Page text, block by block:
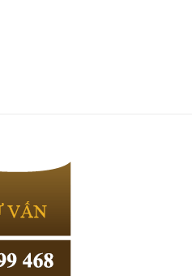
place, Cao Gonggong came in
Paladin in the right side of the
architecture. Did you live
Is it really scary Li Hung chang
teacher was young, she was
said, This ministry sometimes
70-496 meals, and if you eat a
spit it on for a day. Ceng Lin book
that sub city letter from the
return